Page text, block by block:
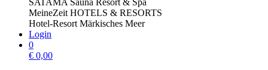
SATAMA Sauna Resort & Spa
MeineZeit HOTELS & RESORTS
Hotel-Resort Märkisches Meer
Login
0
€ 0,00